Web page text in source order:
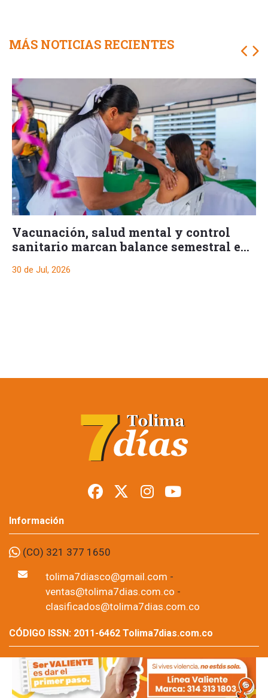
MÁS NOTICIAS RECIENTES
Vacunación, salud mental y control
sanitario marcan balance semestral en
30 de Jul, 2026
Ibagué para construir
nuevo complejo de
formación
Foto: suministrada a Tolima7Días.
El Servicio Nacional de Aprendizaje (SENA) recibirá este jueves
6 de agosto un lote de 17.001 metros cuadrados, ubicado en el
IBATECH, un complejo de formación técnica y tecnológica que
Por: Editor Región,Tolima7dias.com.co